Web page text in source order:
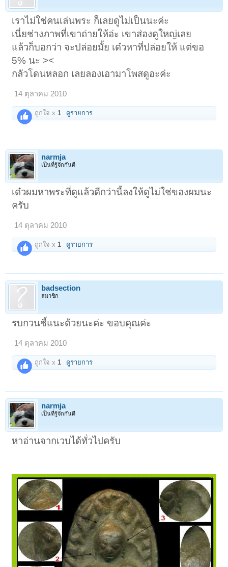
เราไม่ใช่คนเล่นพระ ก็เลยดูไม่เป็นนะค่ะ
เนี่ยช่างภาพที่เขาถ่ายให้อ่ะ เขาส่องดูใหญ่เลย
แล้วก็บอกว่า จะปล่อยมั้ย เด๋วหาที่ปล่อยให้ แต่ขอ
5% นะ ><
กลัวโดนหลอก เลยลองเอามาโพสดูอะค่ะ
14 ตุลาคม 2010
ถูกใจ x1 ดูรายการ
narmja
เป็นที่รู้จักกันดี
เด๋วผมหาพระที่ดูแล้วดีกว่านี้ลงให้ดูไม่ใช่ของผมนะ
ครับ
14 ตุลาคม 2010
ถูกใจ x 1 ดูรายการ
badsection
สมาชิก
รบกวนชี้แนะด้วยนะค่ะ ขอบคุณค่ะ
14 ตุลาคม 2010
ถูกใจ x 1 ดูรายการ
narmja
เป็นที่รู้จักกันดี
หาอ่านจากเวบได้ทั่วไปครับ